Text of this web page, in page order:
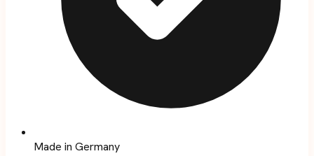
Made in Germany